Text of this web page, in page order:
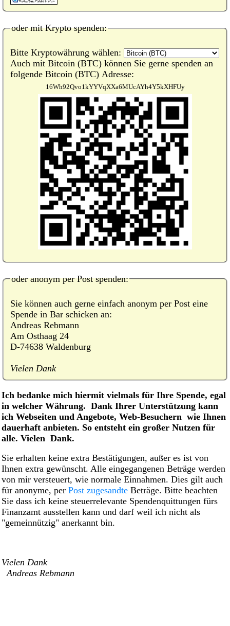
oder mit Krypto spenden:
Bitte Kryptowährung wählen:
Auch mit Bitcoin (BTC) können Sie gerne spenden an
folgende Bitcoin (BTC) Adresse:
16Wh92Qvo1kYYVqXXa6MUcAYh4Y5kXHFUy
oder anonym per Post spenden:
Sie können auch gerne einfach anonym per Post eine
Spende in Bar schicken an:
Andreas Rebmann
Am Osthaag 24
D-74638 Waldenburg
Vielen Dank
Ich bedanke mich hiermit vielmals für Ihre Spende, egal
in welcher Währung. Dank Ihrer Unterstützung kann
ich Webseiten und Angebote, Web-Besuchern wie Ihnen
dauerhaft anbieten. So entsteht ein großer Nutzen für
alle. Vielen Dank.
Sie erhalten keine extra Bestätigungen, außer es ist von
Ihnen extra gewünscht. Alle eingegangenen Beträge werden
von mir versteuert, wie normale Einnahmen. Dies gilt auch
für anonyme, per Post zugesandte Beträge. Bitte beachten
Sie dass ich keine steuerrelevante Spendenquittungen fürs
Finanzamt ausstellen kann und darf weil ich nicht als
"gemeinnützig" anerkannt bin.
Vielen Dank
Andreas Rebmann